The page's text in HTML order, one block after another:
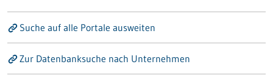
Suche auf alle Portale ausweiten
Zur Datenbanksuche nach Unternehmen